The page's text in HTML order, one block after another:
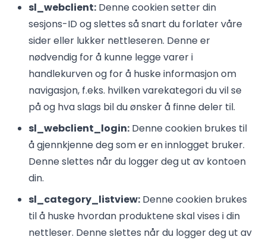
sl_webclient: Denne cookien setter din
sesjons-ID og slettes så snart du forlater våre
sider eller lukker nettleseren. Denne er
nødvendig for å kunne legge varer i
handlekurven og for å huske informasjon om
navigasjon, f.eks. hvilken varekategori du vil se
på og hva slags bil du ønsker å finne deler til.
sl_webclient_login: Denne cookien brukes til
å gjennkjenne deg som er en innlogget bruker.
Denne slettes når du logger deg ut av kontoen
din.
sl_category_listview: Denne cookien brukes
til å huske hvordan produktene skal vises i din
nettleser. Denne slettes når du logger deg ut av